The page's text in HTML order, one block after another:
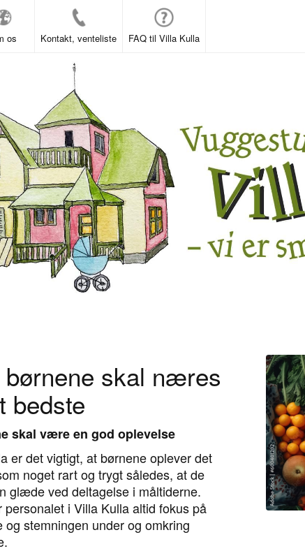
os Kontakt, venteliste FAQ til Villa Kulla
børnene skal næres
bedste
skal være en god oplevelse
er det vigtigt, at børnene oplever det
noget rart og trygt således, at de
glæde ved deltagelse i måltiderne.
personalet i Villa Kulla altid fokus på
og stemningen under og omkring